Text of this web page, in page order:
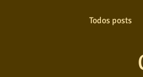
Todos posts